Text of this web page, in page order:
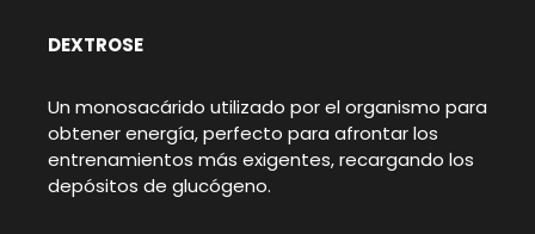
DEXTROSE
Un monosacárido utilizado por el organismo para
obtener energía, perfecto para afrontar los
entrenamientos más exigentes, recargando los
depósitos de glucógeno.